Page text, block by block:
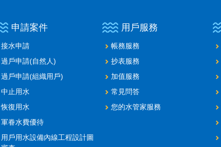
申請案件
接水申請
過戶申請(自然人)
過戶申請(組織用戶)
中止用水
恢復用水
軍眷水費優待
用戶用水設備內線工程設計圖
用戶服務
帳務服務
抄表服務
加值服務
常見問答
您的水管家服務